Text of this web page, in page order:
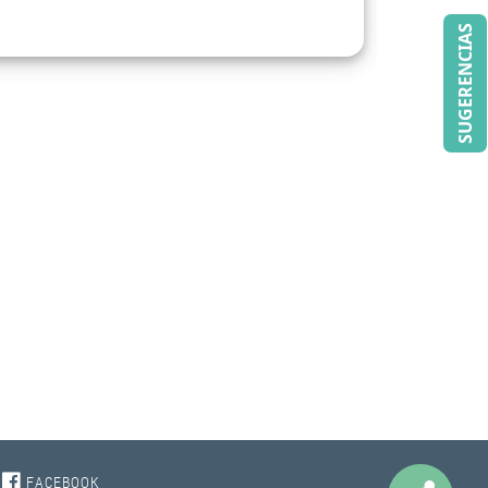
FACEBOOK
SUGERENCIAS